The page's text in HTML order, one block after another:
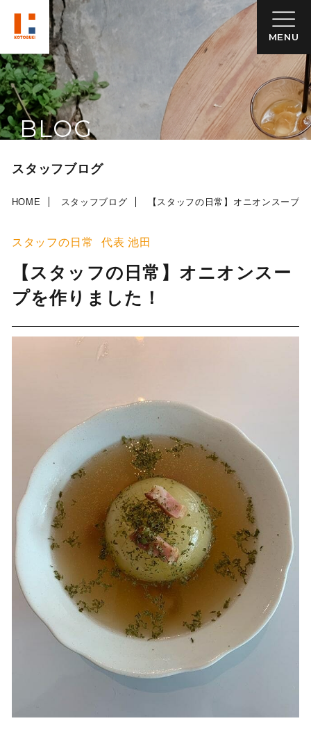
MENU
BLOG
スタッフブログ
HOME スタッフブログ 【スタッフの日常】オニオンスープ
スタッフの日常 代表 池田
【スタッフの日常】オニオンスー
プを作りました！